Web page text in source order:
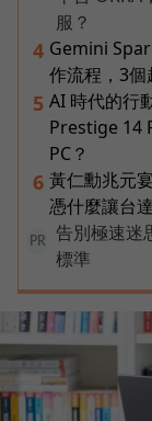
服？
4 Gemini
作流程，3
5 AI 時代的行
Prestige 14
PC？
6 黃仁勳兆元
憑什麼讓台
PR
告別極速迷
標準